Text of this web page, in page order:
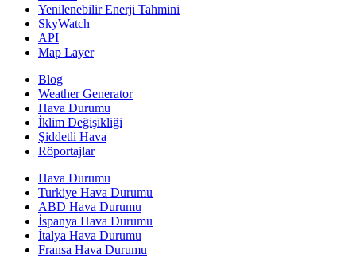
Yenilenebilir Enerji Tahmini
SkyWatch
API
Map Layer
Blog
Weather Generator
Hava Durumu
İklim Değişikliği
Şiddetli Hava
Röportajlar
Hava Durumu
Turkiye Hava Durumu
ABD Hava Durumu
İspanya Hava Durumu
İtalya Hava Durumu
Fransa Hava Durumu